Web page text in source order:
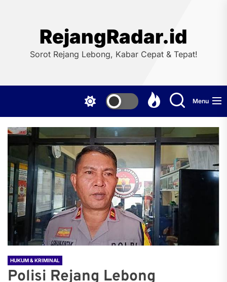
RejangRadar.id
Sorot Rejang Lebong, Kabar Cepat & Tepat!
Menu
HUKUM & KRIMINAL
Polisi Rejang Lebong